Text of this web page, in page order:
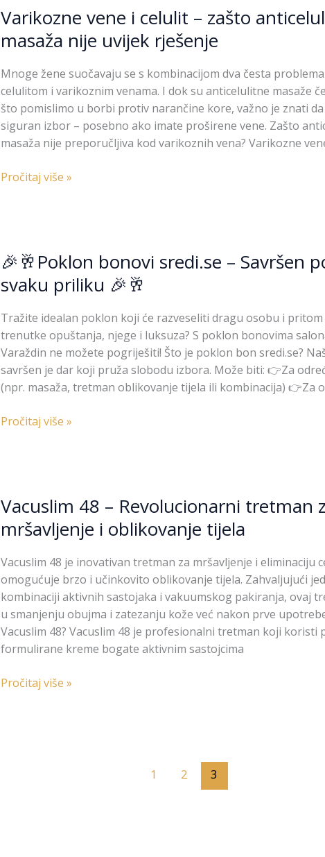
Varikozne vene i celulit – zašto
masaža nije uvijek rješenje
Mnoge žene suočavaju se s kombinacijom dva česta
celulitom i varikoznim venama. I dok su anticelulitne masaže
što pomislimo u borbi protiv narančine kore, važno je znati
siguran izbor – posebno ako imate proširene vene. Zašto
masaža nije preporučljiva kod varikoznih vena? Varikozne
vene
celulit
–
zašto
anticelulitna
masaža
nije
rješenje
Pročitaj više »
🎉🥂Poklon bonovi sredi.se – Savršen
svaku priliku 🎉🥂
Tražite idealan poklon koji će razveseliti dragu osobu i
trenutke opuštanja, njege i luksuza? S poklon bonovima
Varaždin ne možete pogriješiti! Što je poklon bon sredi.se?
savršen je dar koji pruža slobodu izbora. Može biti: 👉Za
(npr. masaža, tretman oblikovanje tijela ili kombinacija) 👉Za
🥂
Poklon
bonovi
sredi.se
–
Savršen
poklon
za
svaku
priliku
Pročitaj više »
Vacuslim 48 – Revolucionarni tretman
mršavljenje i oblikovanje tijela
Vacuslim 48 je inovativan tretman za mršavljenje i eliminaciju
omogućuje brzo i učinkovito oblikovanje tijela. Zahvaljujući
kombinaciji aktivnih sastojaka i vakuumskog pakiranja, ovaj
u smanjenju obujma i zatezanju kože već nakon prve
Vacuslim 48? Vacuslim 48 je profesionalni tretman koji koristi
formulirane kreme bogate aktivnim sastojcima
48
Revolucionarni
tretman
mršavljenje
oblikovanje
tijela
Pročitaj više »
1 2 3